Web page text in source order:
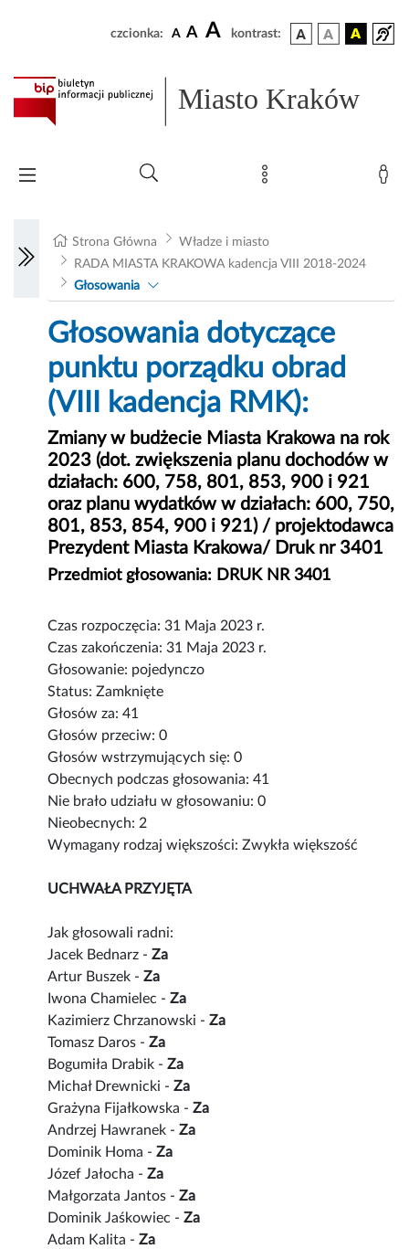
czcionka: A A A kontrast:
Miasto Kraków
Strona Główna
Władze i miasto
RADA MIASTA KRAKOWA kadencja VIII 2018-2024
Głosowania
Głosowania dotyczące
punktu porządku obrad
(VIII kadencja RMK):
Zmiany w budżecie Miasta Krakowa na rok
2023 (dot. zwiększenia planu dochodów w
działach: 600, 758, 801, 853, 900 i 921
oraz planu wydatków w działach: 600, 750,
801, 853, 854, 900 i 921) / projektodawca
Prezydent Miasta Krakowa/ Druk nr 3401
Przedmiot głosowania: DRUK NR 3401
Czas rozpoczęcia: 31 Maja 2023 r.
Czas zakończenia: 31 Maja 2023 r.
Głosowanie: pojedynczo
Status: Zamknięte
Głosów za: 41
Głosów przeciw: 0
Głosów wstrzymujących się: 0
Obecnych podczas głosowania: 41
Nie brało udziału w głosowaniu: 0
Nieobecnych: 2
Wymagany rodzaj większości: Zwykła większość
UCHWAŁA PRZYJĘTA
Jak głosowali radni:
Jacek Bednarz -Za
Artur Buszek -Za
Iwona Chamielec -Za
Kazimierz Chrzanowski -Za
Tomasz Daros -Za
Bogumiła Drabik -Za
Michał Drewnicki -Za
Grażyna Fijałkowska -Za
Andrzej Hawranek -Za
Dominik Homa -Za
Józef Jałocha -Za
Małgorzata Jantos -Za
Dominik Jaśkowiec -Za
Adam Kalita -Za